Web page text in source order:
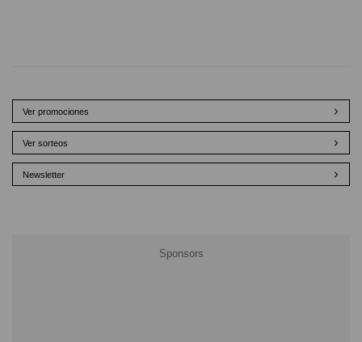
Ver promociones
Ver sorteos
Newsletter